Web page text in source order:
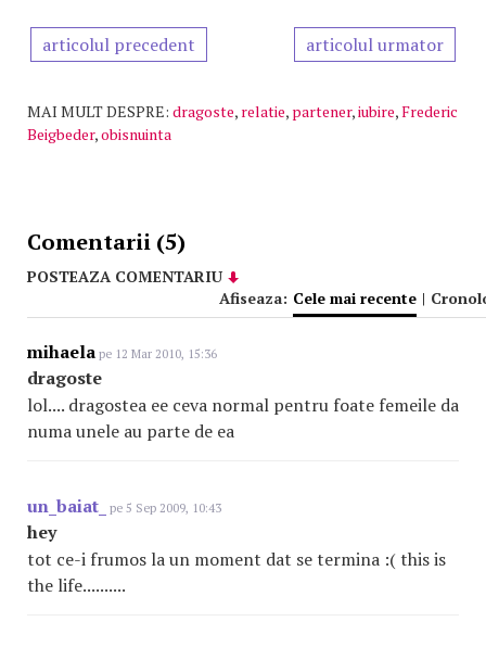
articolul precedent articolul urmator
MAI MULT DESPRE: dragoste, relatie, partener,iubire,Frederic
Beigbeder,obisnuinta
Comentarii (5)
POSTEAZA COMENTARIU
Afiseaza: Cele mai recente |
mihaela pe 12 Mar 2010, 15:36
dragoste
lol.... dragostea ee ceva normal pentru foate femeile da
numa unele au parte de ea
un_baiat_ pe 5 Sep 2009, 10:43
hey
tot ce-i frumos la un moment dat se termina :( this is
the life..........